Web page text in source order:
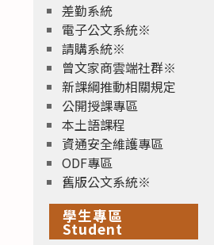
差勤系統
電子公文系統※
請購系統※
曾文家商雲端社群※
新課綱推動相關規定
公開授課專區
本土語課程
資通安全維護專區
ODF專區
舊版公文系統※
學生專區
Student